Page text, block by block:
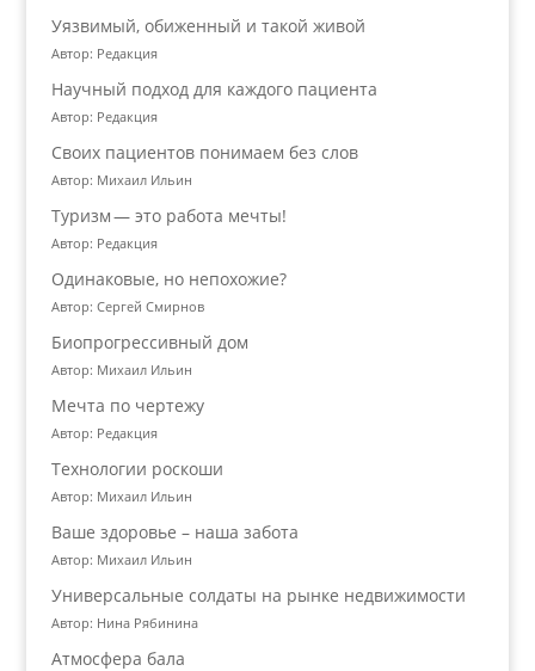
Уязвимый, обиженный и такой живой
Автор: Редакция
Научный подход для каждого пациента
Автор: Редакция
Своих пациентов понимаем без слов
Автор: Михаил Ильин
Туризм — это работа мечты!
Автор: Редакция
Одинаковые, но непохожие?
Автор: Сергей Смирнов
Биопрогрессивный дом
Автор: Михаил Ильин
Мечта по чертежу
Автор: Редакция
Технологии роскоши
Автор: Михаил Ильин
Ваше здоровье – наша забота
Автор: Михаил Ильин
Универсальные солдаты на рынке недвижимости
Автор: Нина Рябинина
Атмосфера бала